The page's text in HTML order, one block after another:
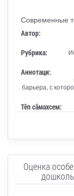
Современные
Автор:
Рубрика:
Аннотаци:
барьера, с
Тӗп сӑмахсем:
Оценка